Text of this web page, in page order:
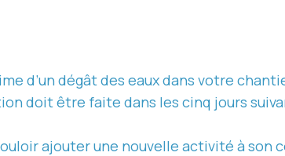
d’un dégât des eaux dans votre
doit être faite dans les cinq jours
ajouter une nouvelle activité à son